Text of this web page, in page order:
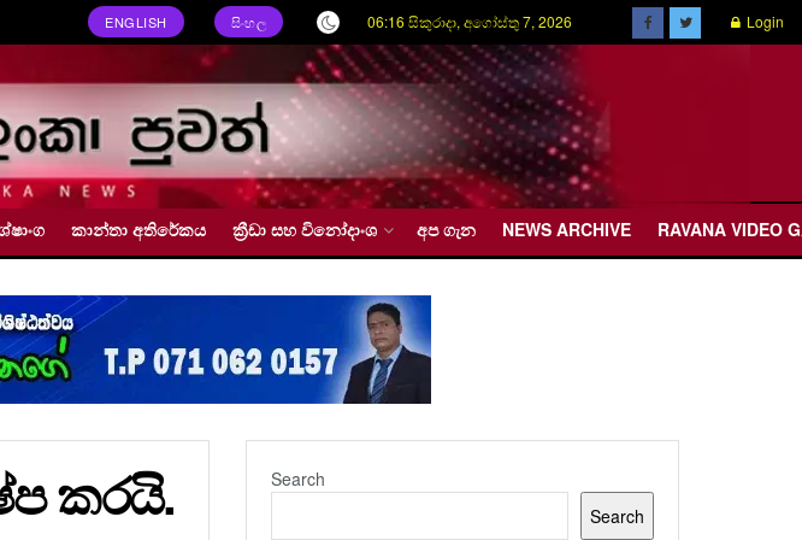
ENGLISH සිංහල 06:16 සිකුරාදා, අගෝස්තු 7, 2026 Login
කාන්තා අතිරේකය ක්‍රීඩා සහ විනෝදාංශ අප ගැන NEWS ARCHIVE RAVANA VIDEO
කරයි.
Search
Search